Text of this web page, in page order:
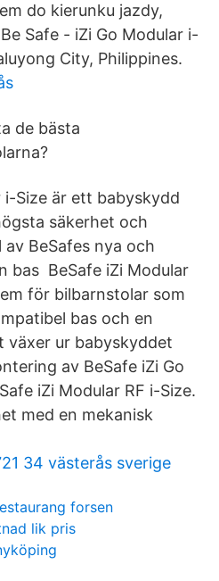
do kierunku jazdy,
Safe - iZi Go Modular i-
City, Philippines.
de bästa
i-Size är ett babyskydd
säkerhet och
BeSafes nya och
bas BeSafe iZi Modular
för bilbarnstolar som
bas och en
växer ur babyskyddet
av BeSafe iZi Go
iZi Modular RF i-Size.
med en mekanisk
34 västerås sverige
forsen
lik pris